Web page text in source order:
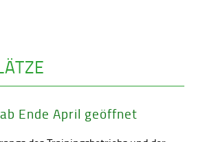
Ende April geöffnet